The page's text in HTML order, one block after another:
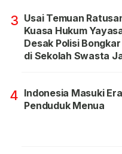
3 Usai Temuan
Kuasa Hukum
Desak Polisi
di Sekolah Swasta
4 Indonesia Masuki Era
Penduduk Menua